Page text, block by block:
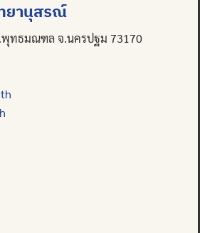
ยานุสรณ์
พุทธมณฑล จ.นครปฐม 73170